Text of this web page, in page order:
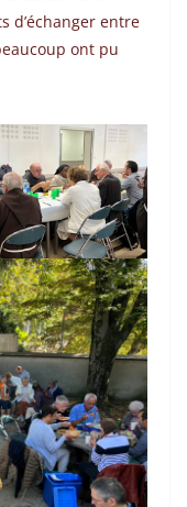
d’échanger entre
ont pu